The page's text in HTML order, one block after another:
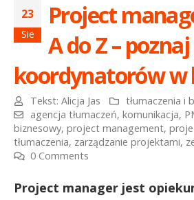
23
Sie
Project
A do Z –
koordynatorów w
Tekst:Alicja Jas
tłumaczenia i
agencja tłumaczeń,komunikacja,
biznesowy, project management,
tłumaczenia, zarządzanie projektami,
0 Comments
Project manager jest